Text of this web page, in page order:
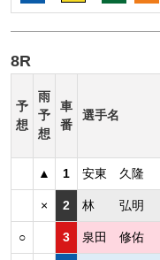
8R
予
想
雨
予
想
車
番
選手名
▲ 1 安東 久隆
× 2 林 弘明
○ 3 泉田 修佑